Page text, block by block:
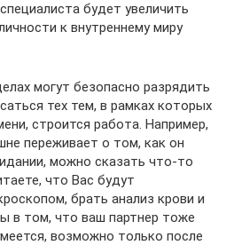
будет увеличить
к внутреннему миру
могут безопасно разрядить
тех тем, в рамках которых
строится работа. Например,
переживает о том, как он
можно сказать что-то
что Вас будут
брать анализ крови и
в том, что ваш партнер тоже
возможно только после